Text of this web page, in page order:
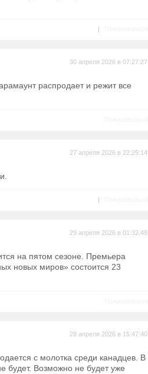
|
30 апреля 2026 в 07:27:27
распродает и режит все
27 апреля 2026 в 22:25:14
|
29 апреля 2026 в 01:32:48
на пятом сезоне. Премьера
новых миров» состоится 23
28 апреля 2026 в 15:47:40
с молотка среди канадцев. В
будет. Возможно не будет уже